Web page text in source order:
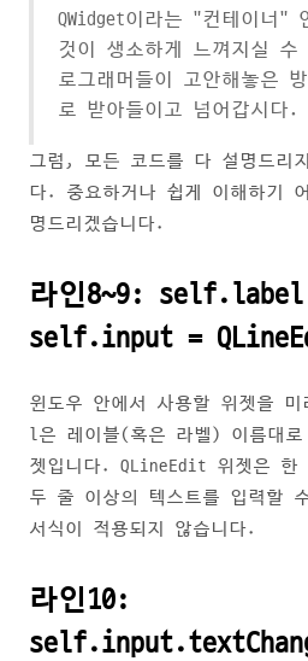
QWidget이라는 "컨테이너"
것이 생소하게 느껴지실
로그래머들이 고안해놓은
로 받아들이고 넘어갑시다.
그럼, 모든 코드를 다 설명드리
다. 중요하거나 쉽게 이해하기
명드리겠습니다.
라인8~9:
self.input =
윈도우 안에서 사용할 위젯을 미
l은 레이블(혹은 라벨) 이름대로
젯입니다. QLineEdit 위젯은 한
두 줄 이상의 텍스트를 입력할
서식이 적용되지 않습니다.
라인10: